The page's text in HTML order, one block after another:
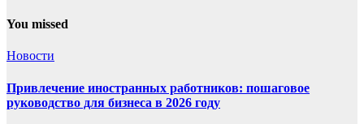
You missed
Новости
Привлечение иностранных работников: пошаговое
руководство для бизнеса в 2026 году